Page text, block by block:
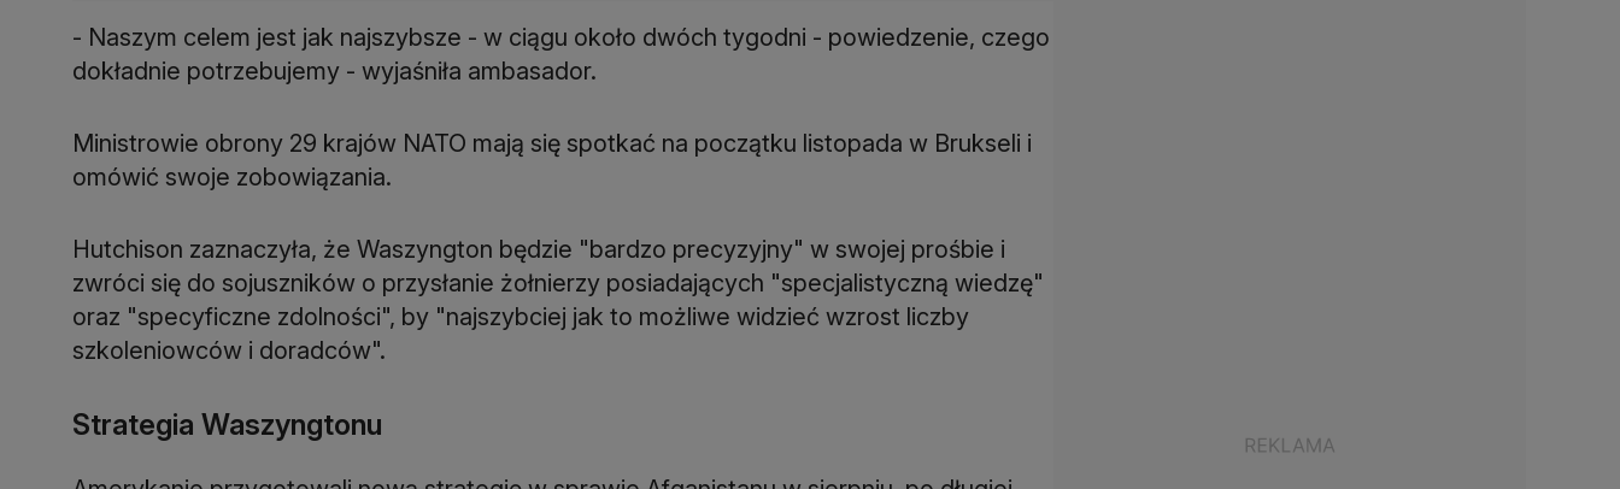
- Naszym celem jest jak najszybsze - w ciągu około dwóch tygodni - powiedzenie, czego
dokładnie potrzebujemy - wyjaśniła ambasador.
Ministrowie obrony 29 krajów NATO mają się spotkać na początku listopada w Brukseli i
omówić swoje zobowiązania.
Hutchison zaznaczyła, że Waszyngton będzie "bardzo precyzyjny" w swojej prośbie i
zwróci się do sojuszników o przysłanie żołnierzy posiadających "specjalistyczną wiedzę"
oraz "specyficzne zdolności", by "najszybciej jak to możliwe widzieć wzrost liczby
szkoleniowców i doradców".
Strategia Waszyngtonu